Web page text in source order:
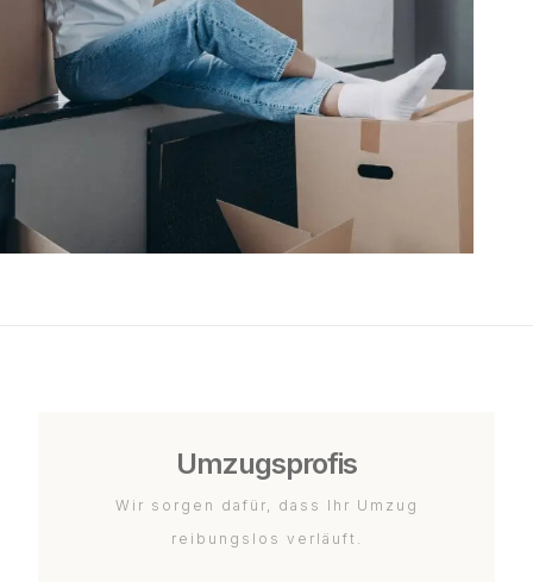
Umzugsprofis
Wir sorgen dafür, dass Ihr Umzug
reibungslos verläuft.